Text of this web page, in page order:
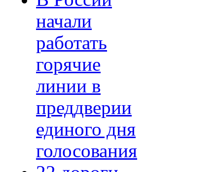
начали
работать
горячие
линии в
преддверии
единого дня
голосования